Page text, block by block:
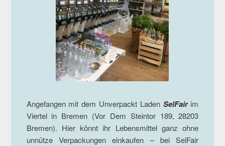
Angefangen mit dem Unverpackt Laden SelFairim
Viertel in Bremen (Vor Dem Steintor 189, 28203
Bremen). Hier könnt ihr Lebensmittel ganz ohne
unnütze Verpackungen einkaufen – bei SelFair